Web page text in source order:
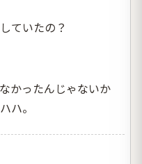
ていたの？
かったんじゃないか
ハ。